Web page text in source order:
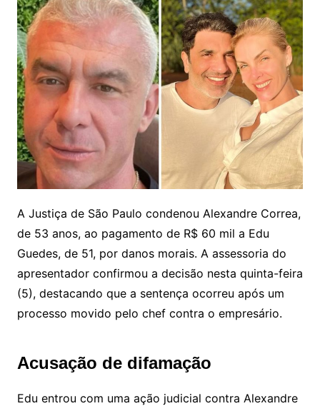
A Justiça de São Paulo condenou Alexandre Correa,
de 53 anos, ao pagamento de R$ 60 mil a Edu
Guedes, de 51, por danos morais. A assessoria do
apresentador confirmou a decisão nesta quinta-feira
(5), destacando que a sentença ocorreu após um
processo movido pelo chef contra o empresário.
Acusação de difamação
Edu entrou com uma ação judicial contra Alexandre